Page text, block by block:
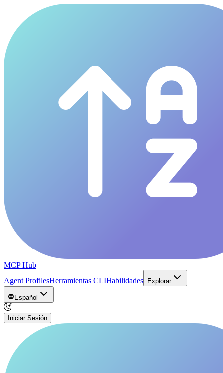
MCP Hub
Agent ProfilesHerramientas CLIHabilidades Explorar
Español
Iniciar Sesión